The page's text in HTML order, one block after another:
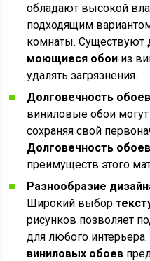
обладают высокой
подходящим
комнаты. Существуют
моющиеся обои из
удалять загрязнения.
Долговечность
виниловые обои
сохраняя свой
Долговечность обоев
преимуществ этого
Разнообразие
Широкий выбор
рисунков позволяет
для любого
виниловых обоев